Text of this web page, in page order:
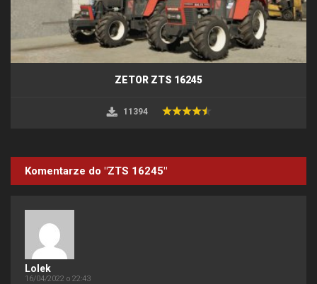
ZETOR ZTS 16245
11394
Komentarze do "ZTS 16245"
Lolek
16/04/2022 o 22:43